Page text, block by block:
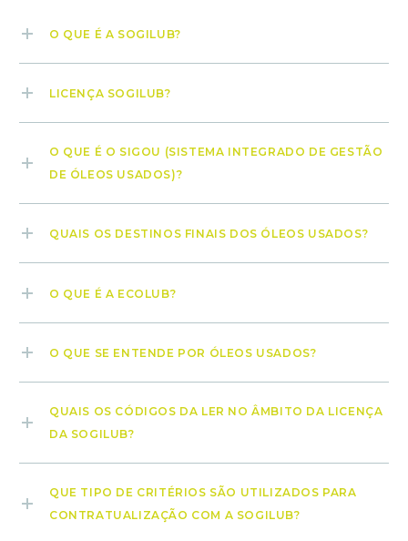
O QUE É A SOGILUB?
LICENÇA SOGILUB?
O QUE É O SIGOU (SISTEMA INTEGRADO DE GESTÃO
DE ÓLEOS USADOS)?
QUAIS OS DESTINOS FINAIS DOS ÓLEOS USADOS?
O QUE É A ECOLUB?
O QUE SE ENTENDE POR ÓLEOS USADOS?
QUAIS OS CÓDIGOS DA LER NO ÂMBITO DA LICENÇA
DA SOGILUB?
QUE TIPO DE CRITÉRIOS SÃO UTILIZADOS PARA
CONTRATUALIZAÇÃO COM A SOGILUB?